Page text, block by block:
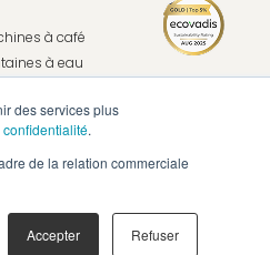
des services plus
.
de la relation commerciale
Accepter Refuser
à café
à eau
café, ça change tout